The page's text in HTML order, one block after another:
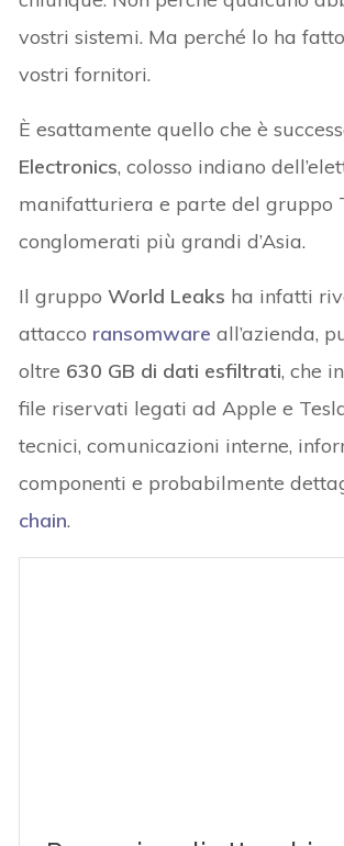
vostri sistemi. Ma perché lo ha
vostri fornitori.
È esattamente quello che è
Electronics, colosso indiano
manifatturiera e parte del gruppo
conglomerati più grandi d’Asia.
Il gruppoWorld Leaks ha infatti
attacco ransomware all’azienda,
oltre 630 GB di dati esfiltrati, che
file riservati legati ad Apple e
tecnici, comunicazioni interne,
componenti e probabilmente
chain.